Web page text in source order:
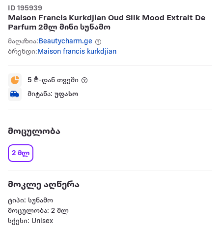
ID 195939
Maison Francis Kurkdjian Oud Silk Mood Extrait De
Parfum 2მლ მინი სუნამო
მაღაზია:Beautycharm.ge
ბრენდი:Maison francis kurkdjian
5 ₾-დან თვეში
მიტანა: უფასო
მოცულობა
2 მლ
მოკლე აღწერა
ტიპი: სუნამო
მოცულობა: 2 მლ
სქესი: Unisex